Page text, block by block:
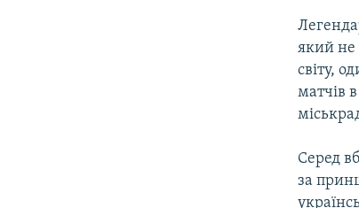
який не
світу,
матчів
Серед
за